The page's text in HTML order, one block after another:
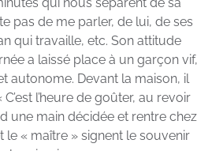
pas de me parler, de lui, de ses
qui travaille, etc. Son attitude
a laissé place à un garçon vif,
autonome. Devant la maison, il
l’heure de goûter, au revoir
une main décidée et rentre chez
le « maître » signent le souvenir